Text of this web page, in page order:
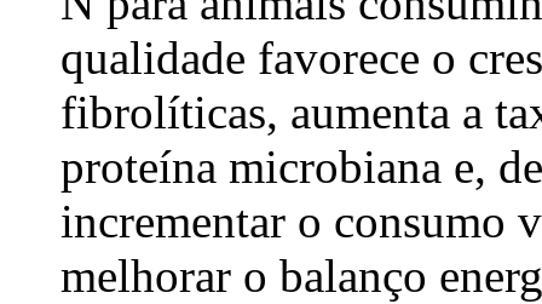
qualidade favorece o
fibrolíticas, aumenta a
proteína microbiana e,
incrementar o consumo
melhorar o balanço